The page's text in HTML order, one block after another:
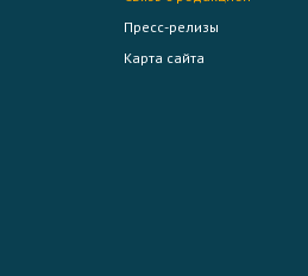
Пресс-релизы
Карта сайта